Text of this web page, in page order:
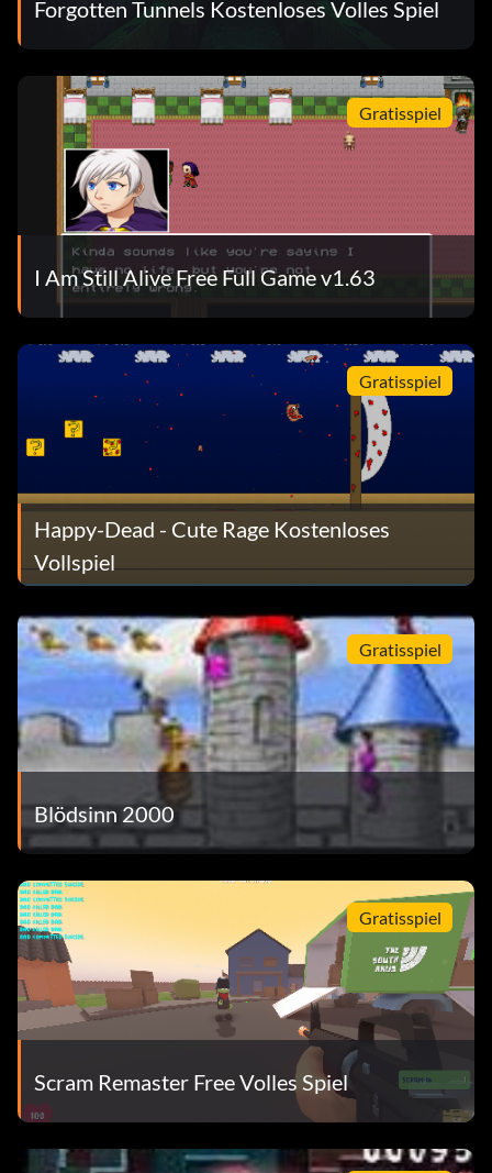
Forgotten Tunnels Kostenloses Volles Spiel
Gratisspiel
I Am Still Alive Free Full Game v1.63
Gratisspiel
Happy-Dead - Cute Rage Kostenloses
Vollspiel
Gratisspiel
Blödsinn 2000
Gratisspiel
Scram Remaster Free Volles Spiel